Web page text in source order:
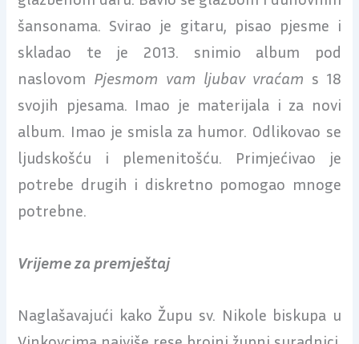
šansonama. Svirao je gitaru, pisao pjesme i
skladao te je 2013. snimio album pod
naslovom Pjesmom vam ljubav vraćam s 18
svojih pjesama. Imao je materijala i za novi
album. Imao je smisla za humor. Odlikovao se
ljudskošću i plemenitošću. Primjećivao je
potrebe drugih i diskretno pomogao mnoge
potrebne.
Vrijeme za premještaj
Naglašavajući kako Župu sv. Nikole biskupa u